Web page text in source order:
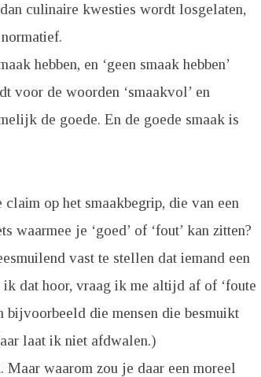
culinaire kwesties wordt losgelaten,
hebben, en ‘geen smaak hebben’
voor de woorden ‘smaakvol’ en
de goede. En de goede smaak is
op het smaakbegrip, die van een
waarmee je ‘goed’ of ‘fout’ kan zitten?
vast te stellen dat iemand een
ik dat hoor, vraag ik me altijd af of ‘foute
bijvoorbeeld die mensen die besmuikt
laat ik niet afdwalen.)
waarom zou je daar een moreel